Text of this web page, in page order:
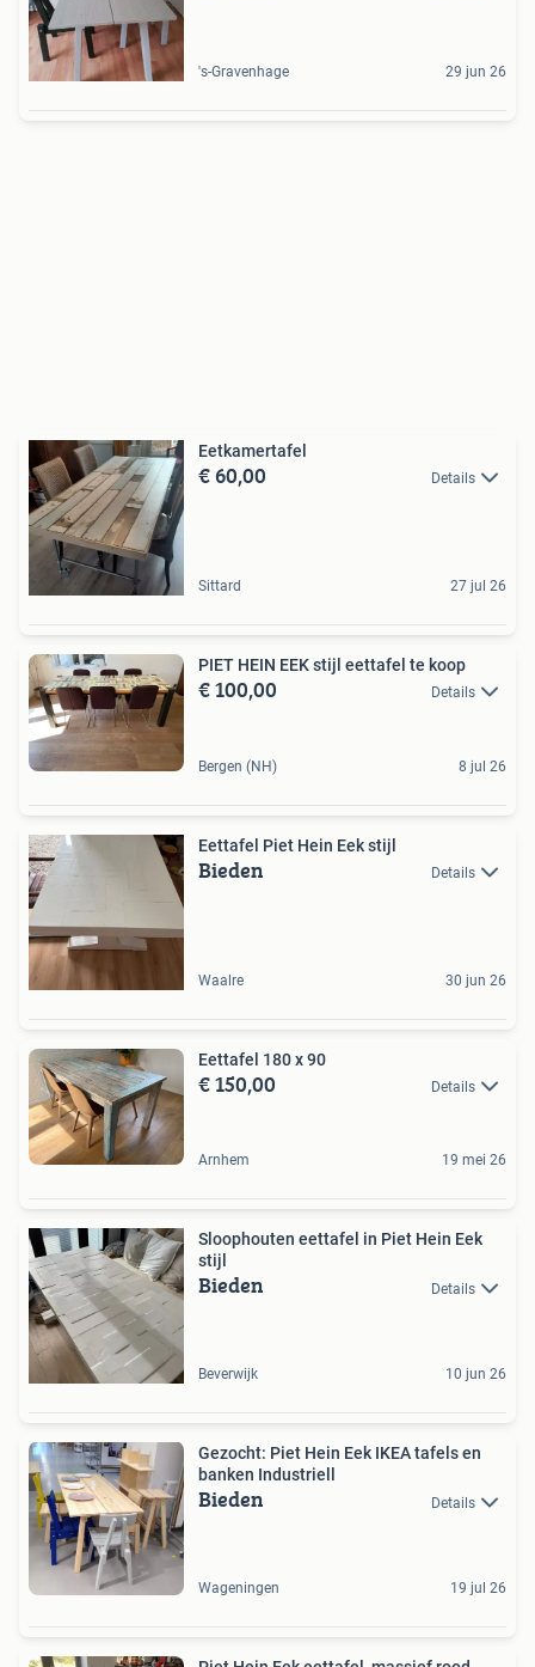
's-Gravenhage 29 jun 26
Eetkamertafel
€ 60,00 Details
Sittard 27 jul 26
PIET HEIN EEK stijl eettafel te koop
€ 100,00 Details
Bergen (NH) 8 jul 26
Eettafel Piet Hein Eek stijl
Bieden Details
Waalre 30 jun 26
Eettafel 180 x 90
€ 150,00 Details
Arnhem 19 mei 26
Sloophouten eettafel in Piet Hein Eek
stijl
Bieden Details
Beverwijk 10 jun 26
Gezocht: Piet Hein Eek IKEA tafels en
banken Industriell
Bieden Details
Wageningen 19 jul 26